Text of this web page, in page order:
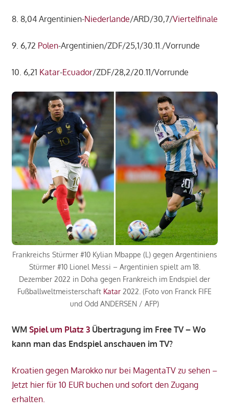
8. 8,04 Argentinien-Niederlande/ARD/30,7/Viertelfinale
9. 6,72 Polen-Argentinien/ZDF/25,1/30.11./Vorrunde
10. 6,21 Katar-Ecuador/ZDF/28,2/20.11/Vorrunde
Frankreichs Stürmer #10 Kylian Mbappe (L) gegen Argentiniens
Stürmer #10 Lionel Messi – Argentinien spielt am 18.
Dezember 2022 in Doha gegen Frankreich im Endspiel der
Fußballweltmeisterschaft Katar 2022. (Foto von Franck FIFE
und Odd ANDERSEN / AFP)
WM Spiel um Platz 3Übertragung im Free TV – Wo
kann man das Endspiel anschauen im TV?
Kroatien gegen Marokko nur bei MagentaTV zu sehen –
Jetzt hier für 10 EUR buchen und sofort den Zugang
erhalten.